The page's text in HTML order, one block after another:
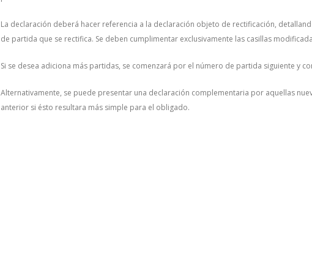
La declaración deberá hacer referencia a la declaración objeto de rectificación,
de partida que se rectifica. Se deben cumplimentar exclusivamente las casillas
Si se desea adiciona más partidas, se comenzará por el número de partida siguiente y
Alternativamente, se puede presentar una declaración complementaria por aquellas
anterior si ésto resultara más simple para el obligado.